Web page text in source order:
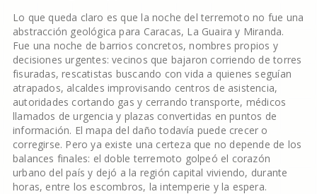
Lo que queda claro es que la noche del terremoto no fue una
abstracción geológica para Caracas, La Guaira y Miranda.
Fue una noche de barrios concretos, nombres propios y
decisiones urgentes: vecinos que bajaron corriendo de torres
fisuradas, rescatistas buscando con vida a quienes seguían
atrapados, alcaldes improvisando centros de asistencia,
autoridades cortando gas y cerrando transporte, médicos
llamados de urgencia y plazas convertidas en puntos de
información. El mapa del daño todavía puede crecer o
corregirse. Pero ya existe una certeza que no depende de los
balances finales: el doble terremoto golpeó el corazón
urbano del país y dejó a la región capital viviendo, durante
horas, entre los escombros, la intemperie y la espera.